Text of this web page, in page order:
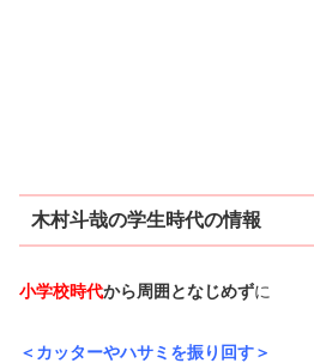
木村斗哉の学生時代の情報
小学校時代から周囲となじめずに
＜カッターやハサミを振り回す＞